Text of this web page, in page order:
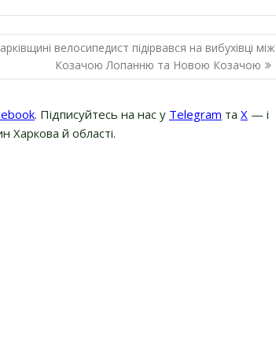
велосипедист підірвався на вибухівці між
Козачою Лопанню та Новою Козачою
. Підписуйтесь на нас у Telegram та Х — і
Харкова й області.